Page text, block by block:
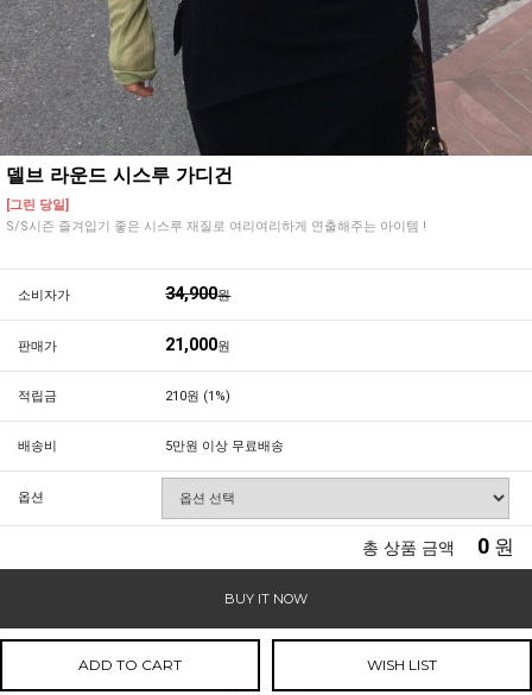
델브 라운드 시스루 가디건
[그린 당일]
S/S시즌 즐겨입기 좋은 시스루 재질로 여리여리하게 연출해주는 아이템 !
소비자가 34,900원
판매가 21,000원
적립금 210원 (1%)
배송비 5만원 이상 무료배송
옵션
총 상품 금액 0 원
BUY IT NOW
ADD TO CART WISH LIST